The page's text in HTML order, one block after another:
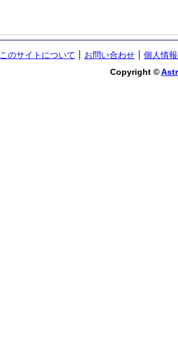
このサイトについて お問い合わせ
個人情
Copyright ©